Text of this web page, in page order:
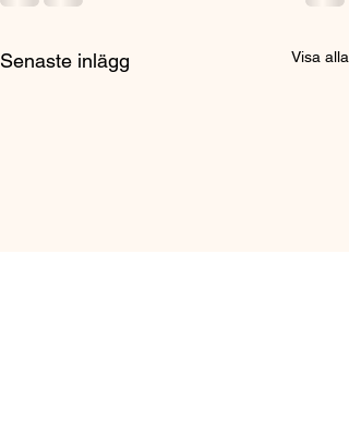
Senaste inlägg Visa alla